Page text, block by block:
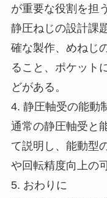
が重要な役割を担う
静圧ねじの設計課
確な製作、めねじ
ること、ポケット
どがある。
4. 静圧軸受の能動
通常の静圧軸受と
て説明し、能動型
や回転精度向上の
5. おわりに